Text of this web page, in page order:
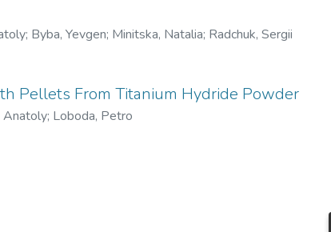
; Byba, Yevgen; Minitska, Natalia; Radchuk, Sergii
Pellets From Titanium Hydride Powder
Anatoly; Loboda, Petro